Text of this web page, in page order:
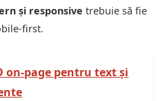
și responsive trebuie să fie
first.
on-page pentru text și